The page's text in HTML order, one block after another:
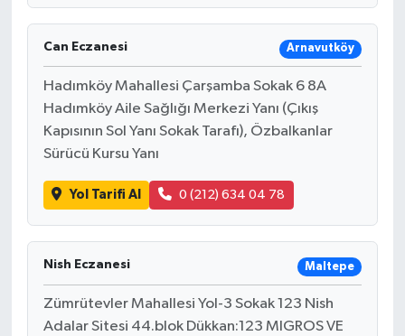
Can Eczanesi Arnavutköy
Hadımköy Mahallesi Çarşamba Sokak 6 8A
Hadımköy Aile Sağlığı Merkezi Yanı (Çıkış
Kapısının Sol Yanı Sokak Tarafı), Özbalkanlar
Sürücü Kursu Yanı
Yol Tarifi Al 0 (212) 634 04 78
Nish Eczanesi Maltepe
Zümrütevler Mahallesi Yol-3 Sokak 123 Nish
Adalar Sitesi 44.blok Dükkan:123 MIGROS VE